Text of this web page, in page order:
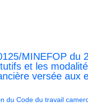
MINEFOP du
et les
versée aux
du Code du travail